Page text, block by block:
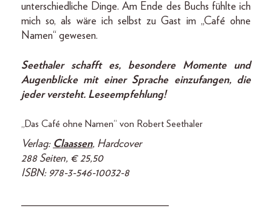
unterschiedliche Dinge. Am Ende des Buchs fühlte ich
mich so, als wäre ich selbst zu Gast im „Café ohne
Namen“ gewesen.
Seethaler schafft es, besondere Momente und
Augenblicke mit einer Sprache einzufangen, die
jeder versteht. Leseempfehlung!
„Das Café ohne Namen“ von Robert Seethaler
Verlag: Claassen, Hardcover
288 Seiten, € 25,50
ISBN: 978-3-546-10032-8
___________________________